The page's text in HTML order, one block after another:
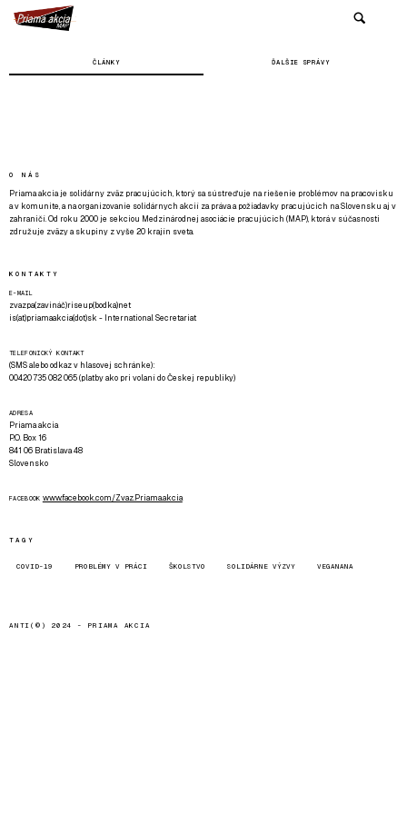
ČLÁNKY ĎALŠIE SPRÁVY
O NÁS
Priama akcia je solidárny zväz pracujúcich, ktorý sa sústreďuje na riešenie problémov na pracovisku
a v komunite, a na organizovanie solidárnych akcií za práva a požiadavky pracujúcich na Slovensku aj v
zahraničí. Od roku 2000 je sekciou Medzinárodnej asociácie pracujúcich (MAP), ktorá v súčasnosti
združuje zväzy a skupiny z vyše 20 krajín sveta.
KONTAKTY
E-MAIL
zvazpa(zavináč)riseup(bodka)net
is(at)priamaakcia(dot)sk - International Secretariat
TELEFONICKÝ KONTAKT
(SMS alebo odkaz v hlasovej schránke):
00420 735 082 065 (platby ako pri volaní do Českej republiky)
ADRESA
Priama akcia
P.O. Box 16
841 06 Bratislava 48
Slovensko
FACEBOOK www.facebook.com/Zvaz.Priama.akcia
TAGY
COVID-19 PROBLÉMY V PRÁCI ŠKOLSTVO SOLIDÁRNE VÝZVY VEGANANA
ANTI(©) 2024 - PRIAMA AKCIA